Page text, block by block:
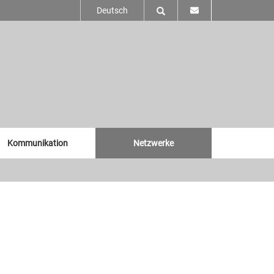
Deutsch
Kommunikation Netzwerke